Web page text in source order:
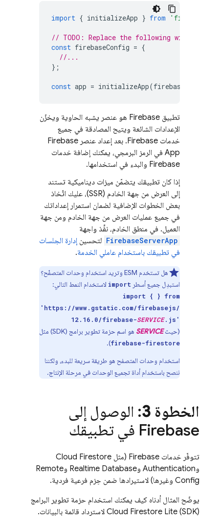
import { initializeApp } from 'firebase/
// TODO: Replace the following with your
const firebaseConfig = {
//...
};
const app = initializeApp(firebaseConfig
تطبيق Firebase هو عنصر يشبه الحاوية ويخزّن
الإعدادات الشائعة ويتيح المصادقة في جميع
خدمات Firebase. بعد إعداد عنصر Firebase
App في الرمز البرمجي، يمكنك إضافة خدمات
Firebase والبدء في استخدامها.
إذا كان تطبيقك يتضمّن ميزات ديناميكية تستند
إلى العرض من جهة الخادم (SSR)، عليك اتّخاذ
بعض الخطوات الإضافية لضمان استمرار إعداداتك
في جميع عمليات العرض من جهة الخادم ومن جهة
العميل. في منطق الخادم، نفِّذ واجهة
FirebaseServerApp لتحسين إدارة الجلسات
في تطبيقك باستخدام عاملي الخدمة.
هل تستخدم ESM وتريد استخدام وحدات المتصفّح؟
استبدِل جميع أسطر import لاستخدام النمط التالي:
import { } from
'https://www.gstatic.com/firebasejs/
12.16.0/firebase-SERVICE.js'
(حيثSERVICE هو اسم حزمة تطوير برامج (SDK) مثل
firebase-firestore
).
استخدام وحدات المتصفح هو طريقة سريعة للبدء، ولكننا
ننصح باستخدام أداة تجميع الوحدات في مرحلة الإنتاج.
الخطوة 3
: الوصول إلى
Firebase في تطبيقك
تتوفّر خدمات Firebase (مثل
Cloud Firestore
وAuthentication وRealtime Database وRemote
Config وغيرها) لاستيرادها ضمن حِزم فرعية فردية.
يوضّح المثال أدناه كيف يمكنك استخدام حزمة تطوير البرامج
(SDK)
Cloud Firestore Lite لاسترداد قائمة بالبيانات.